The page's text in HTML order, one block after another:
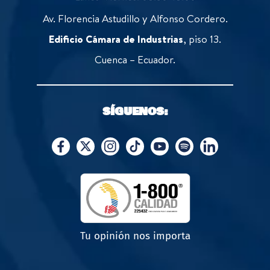
Av. Florencia Astudillo y Alfonso Cordero.
Edificio Cámara de Industrias, piso 13.
Cuenca – Ecuador.
SÍGUENOS:
Tu opinión nos importa